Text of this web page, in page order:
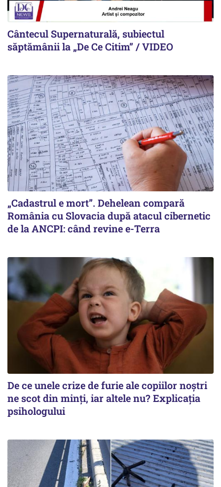
Cântecul Supernaturală, subiectul
săptămânii la „De Ce Citim” / VIDEO
„Cadastrul e mort”. Dehelean compară
România cu Slovacia după atacul cibernetic
de la ANCPI: când revine e-Terra
De ce unele crize de furie ale copiilor noștri
ne scot din minți, iar altele nu? Explicația
psihologului